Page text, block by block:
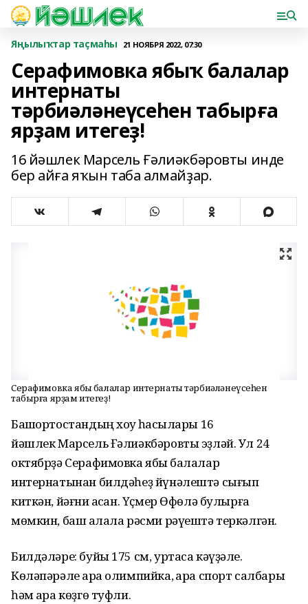
Яңылыҡтар таҫмаһы 21 НОЯБРЯ 2022, 07:30
Серафимовка ябыҡ балалар
интернаты
тәрбиәләнеүсеһен табырға
ярҙам итегеҙ!
16 йәшлек Марсель Ғәлиәкбәровты инде
бер айға яҡын таба алмайҙар.
Серафимовка ябыҡ балалар интернаты тәрбиәләнеүсеһен
табырға ярҙам итегеҙ!
Башҡортостандың хоҡуҡ һаҡсылары 16
йәшлек Марсель Ғәлиәкбәровты эҙләй. Ул 24
октябрҙә Серафимовка ябыҡ балалар
интернатынан билдәһеҙ йүнәлештә сығып
киткән, йәғни ҡасҡан. Үҫмер Өфөлә булырға
мөмкин, баш ҡалала рәсми рәүештә теркәлгән.
Билдәләре: буйы 175 см, уртаса кәүҙәле.
Көләпәрәле ҡара олимпийка, ҡара спорт салбары
һәм ҡара көҙгө туфли.